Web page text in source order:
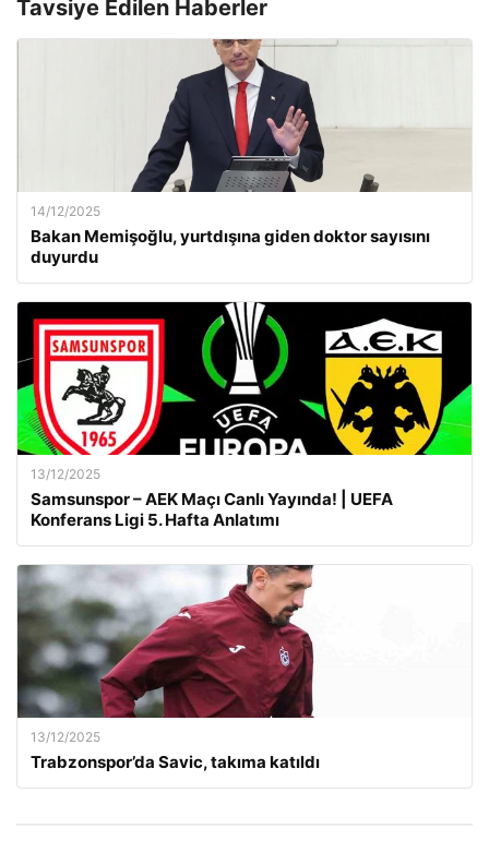
Tavsiye Edilen Haberler
14/12/2025
Bakan Memişoğlu, yurtdışına giden doktor sayısını
duyurdu
13/12/2025
Samsunspor – AEK Maçı Canlı Yayında! | UEFA
Konferans Ligi 5. Hafta Anlatımı
13/12/2025
Trabzonspor’da Savic, takıma katıldı